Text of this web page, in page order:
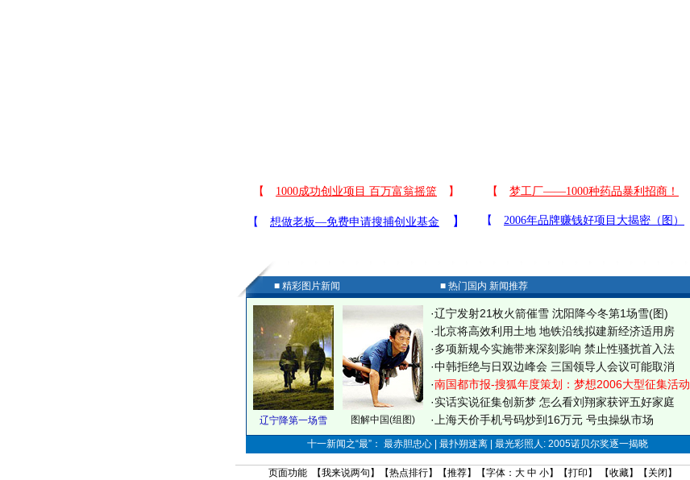
■ 精彩图片新闻 ■ 热门国内 新闻推荐
辽宁降第一场雪 图解中国(组图)
·辽宁发射21枚火箭催雪 沈阳降今冬第1场雪(图)
·北京将高效利用土地 地铁沿线拟建新经济适用房
·多项新规今实施带来深刻影响 禁止性骚扰首入法
·中韩拒绝与日双边峰会 三国领导人会议可能取消
·南国都市报-搜狐年度策划：梦想2006大型征集活动
·实话实说征集创新梦 怎么看刘翔家获评五好家庭
· 上海天价手机号码炒到16万元 号虫操纵市场
十一新闻之“最”： 最赤胆忠心 | 最扑朔迷离 | 最光彩照人: 2005诺贝尔奖逐一揭晓
页面功能 【我来说两句 】【热点排行】【推荐】【字体： 大 中 小】【打印 】 【收藏】【 关闭 】